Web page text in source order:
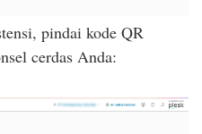
pindai kode QR
cerdas Anda: